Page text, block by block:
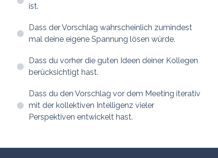
ist.
Dass der Vorschlag wahrscheinlich zumindest
mal deine eigene Spannung lösen würde.
Dass du vorher die guten Ideen deiner Kollegen
berücksichtigt hast.
Dass du den Vorschlag vor dem Meeting iterativ
mit der kollektiven Intelligenz vieler
Perspektiven entwickelt hast.